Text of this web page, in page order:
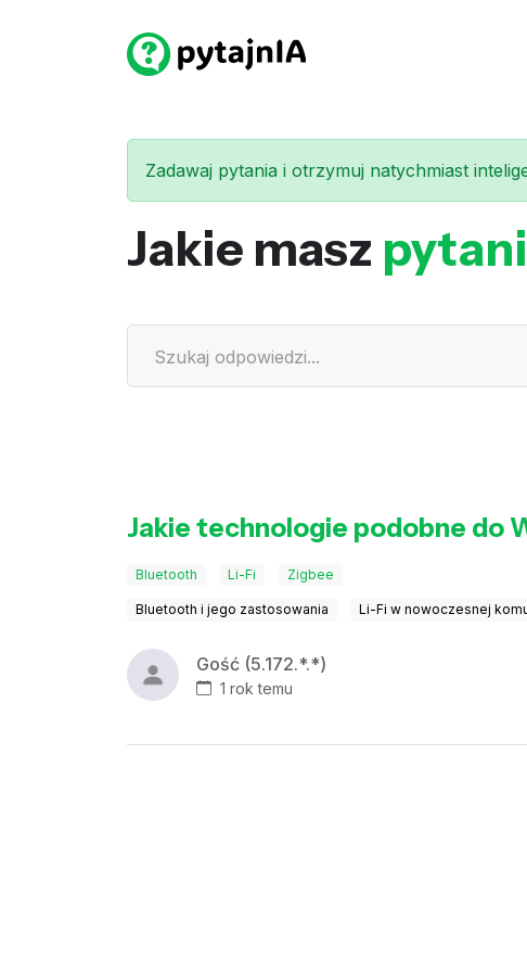
Zadawaj pytania i otrzymuj natychmiast
Jakie masz
Jakie technologie podobne do
Bluetooth Li-Fi Zigbee
Bluetooth i jego zastosowania Li-Fi w nowoczesnej
Gość (5.172.*.*)
1 rok temu